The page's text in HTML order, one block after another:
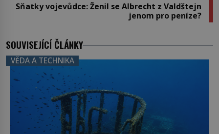
Sňatky vojevůdce: Ženil se Albrecht z Valdštejn
jenom pro peníze?
SOUVISEJÍCÍ ČLÁNKY
VĚDA A TECHNIKA